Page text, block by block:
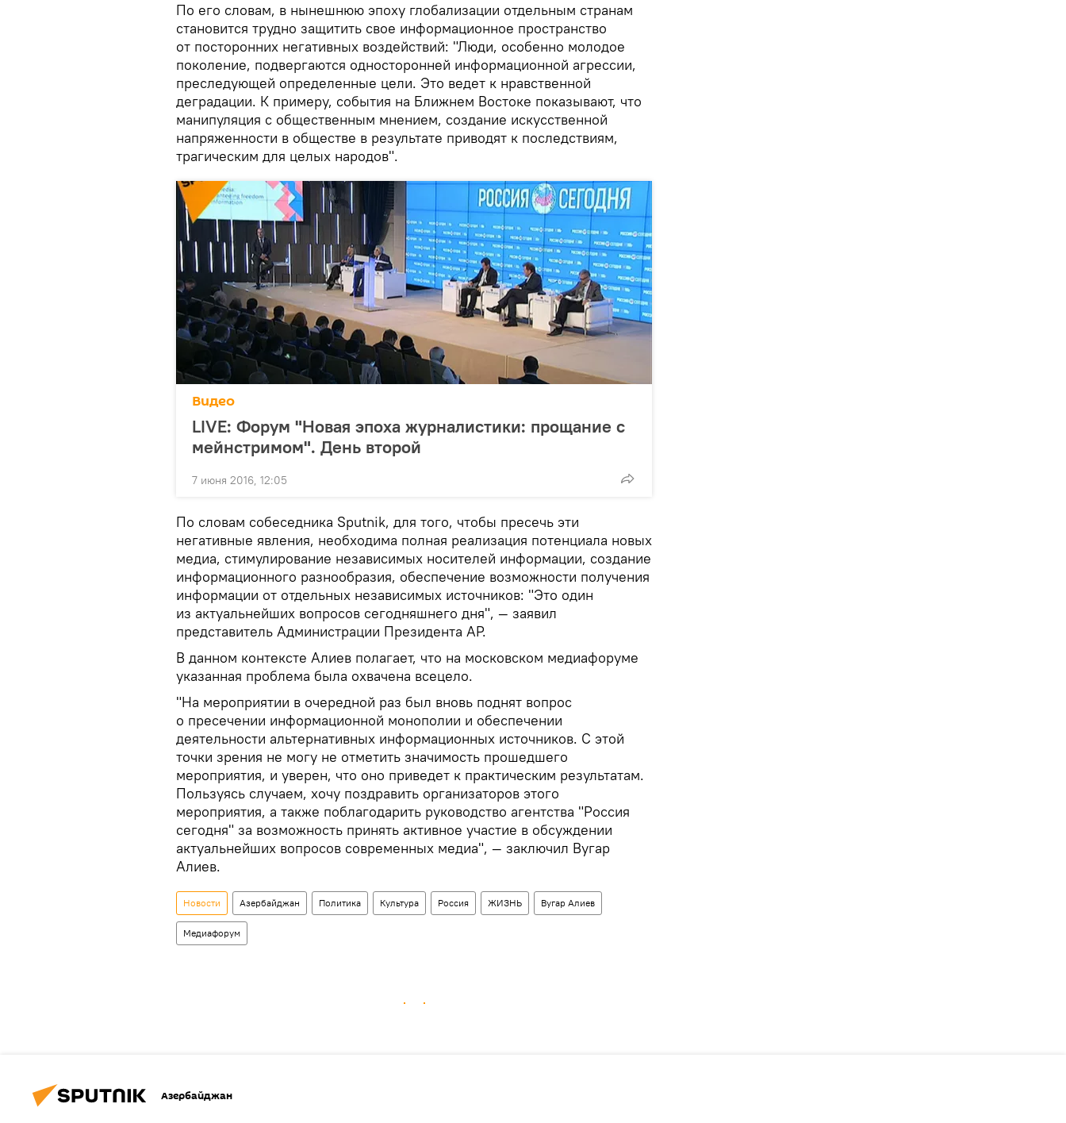
По его словам, в нынешнюю эпоху глобализации отдельным странам
становится трудно защитить свое информационное пространство
от посторонних негативных воздействий: "Люди, особенно молодое
поколение, подвергаются односторонней информационной агрессии,
преследующей определенные цели. Это ведет к нравственной
деградации. К примеру, события на Ближнем Востоке показывают, что
манипуляция с общественным мнением, создание искусственной
напряженности в обществе в результате приводят к последствиям,
трагическим для целых народов".
Видео
LIVE: Форум "Новая эпоха журналистики: прощание с
мейнстримом". День второй
7 июня 2016, 12:05
По словам собеседника Sputnik, для того, чтобы пресечь эти
негативные явления, необходима полная реализация потенциала новых
медиа, стимулирование независимых носителей информации, создание
информационного разнообразия, обеспечение возможности получения
информации от отдельных независимых источников: "Это один
из актуальнейших вопросов сегодняшнего дня", — заявил
представитель Администрации Президента АР.
В данном контексте Алиев полагает, что на московском медиафоруме
указанная проблема была охвачена всецело.
"На мероприятии в очередной раз был вновь поднят вопрос
о пресечении информационной монополии и обеспечении
деятельности альтернативных информационных источников. С этой
точки зрения не могу не отметить значимость прошедшего
мероприятия, и уверен, что оно приведет к практическим результатам.
Пользуясь случаем, хочу поздравить организаторов этого
мероприятия, а также поблагодарить руководство агентства "Россия
сегодня" за возможность принять активное участие в обсуждении
актуальнейших вопросов современных медиа", — заключил Вугар
Алиев.
Новости Азербайджан Политика Культура Россия ЖИЗНЬ Вугар Алиев
Медиафорум
Азербайджан